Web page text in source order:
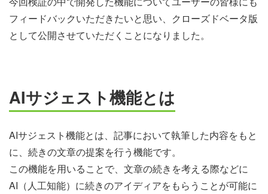
フィードバックいただきたいと思い、クローズドベータ版
として公開させていただくことになりました。
AIサジェスト機能とは
AIサジェスト機能とは、記事において執筆した内容をもと
に、続きの文章の提案を行う機能です。
この機能を用いることで、文章の続きを考える際などに
AI（人工知能）に続きのアイディアをもらうことが可能に